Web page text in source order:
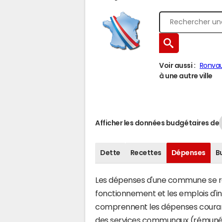
Voir aussi :
à une autre ville
Afficher les données budgétaires de
Dette Recettes Dépenses
Les dépenses d'une commune se
fonctionnement et les emplois
comprennent les dépenses
des services communaux